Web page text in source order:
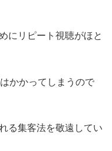
にリピート視聴がほと
かかってしまうので
る集客法を敬遠してい